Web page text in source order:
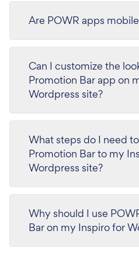
Are POWR apps
Can I customize the
Promotion Bar app on
Wordpress site?
What steps do I need
Promotion Bar to my
Wordpress site?
Why should I use
Bar on my Inspiro for